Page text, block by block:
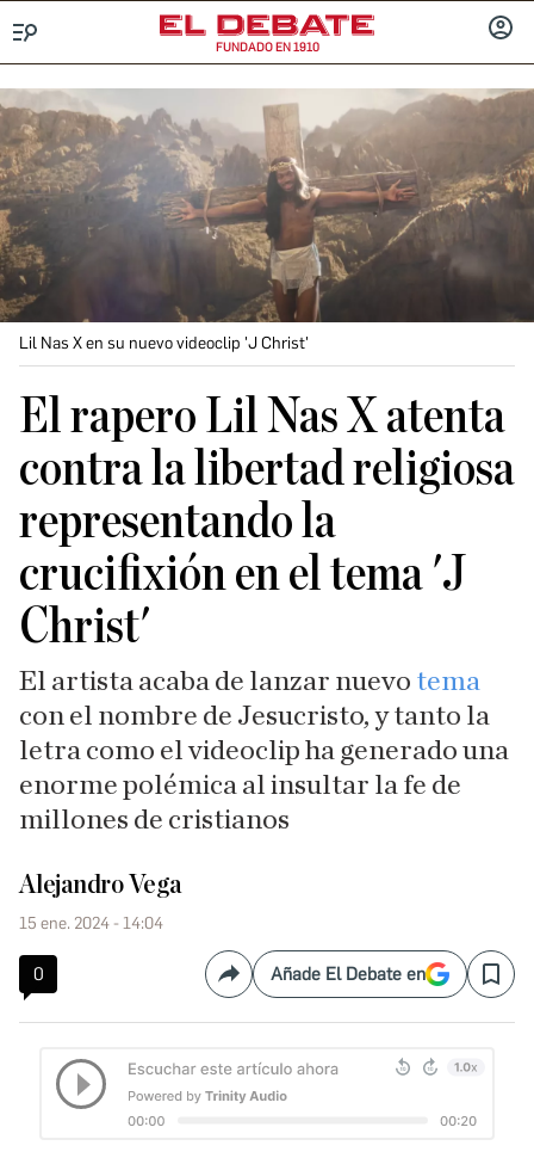
FUNDADO EN 1910
Lil Nas X en su nuevo videoclip 'J Christ'
El rapero Lil Nas X atenta
contra la libertad religiosa
representando la
crucifixión en el tema 'J
Christ'
El artista acaba de lanzar nuevo tema
con el nombre de Jesucristo, y tanto la
letra como el videoclip ha generado una
enorme polémica al insultar la fe de
millones de cristianos
Alejandro Vega
15 ene. 2024 - 14:04
0 CompartirAñade El Debate en Save